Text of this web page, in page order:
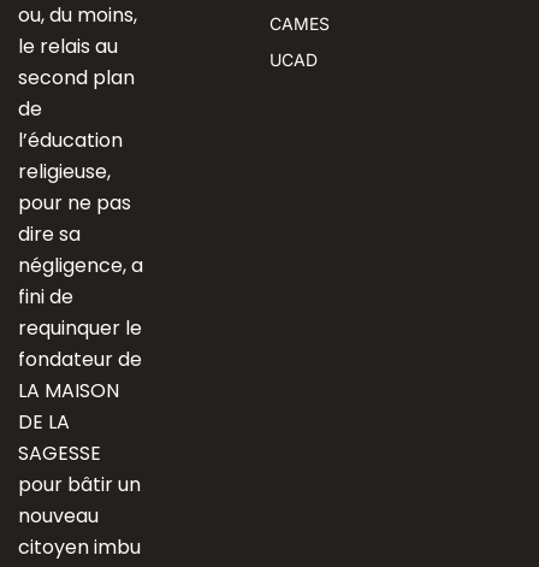
ou, du moins,
le relais au
second plan
de
l’éducation
religieuse,
pour ne pas
dire sa
négligence, a
fini de
requinquer le
fondateur de
LA MAISON
DE LA
SAGESSE
pour bâtir un
nouveau
citoyen imbu
CAMES
UCAD